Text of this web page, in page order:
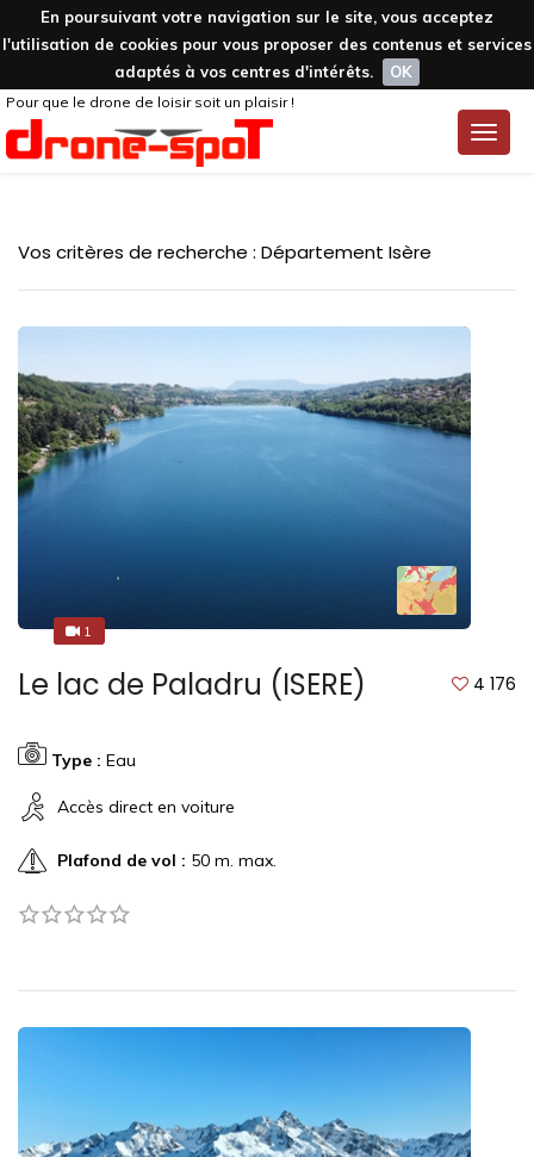
En poursuivant votre navigation sur le site, vous acceptez
l'utilisation de cookies pour vous proposer des contenus et services
adaptés à vos centres d'intérêts.
OK
Toggle
Pour que le drone de loisir soit un plaisir !
Vos critères de recherche : Département Isère
11
Le lac de Paladru (ISERE) 4 176
Type : Eau
Accès direct en voiture
Plafond de vol : 50 m. max.